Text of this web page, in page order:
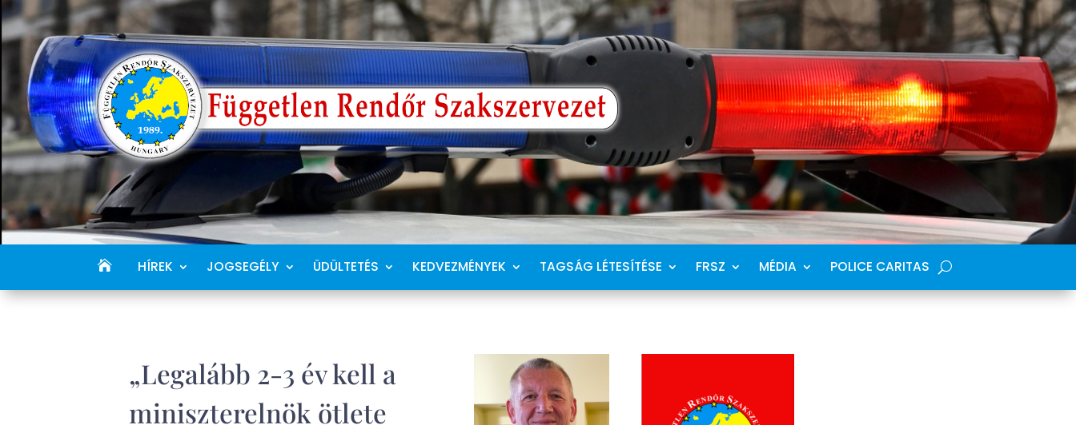
HÍREK JOGSEGÉLY ÜDÜLTETÉS KEDVEZMÉNYEK TAGSÁG LÉTESÍTÉSE FRSZ MÉDIA POLICE CARITAS
„Legalább 2-3 év kell a
miniszterelnök ötlete